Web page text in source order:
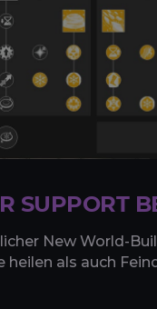
SUPPORT
New World-
heilen als auch